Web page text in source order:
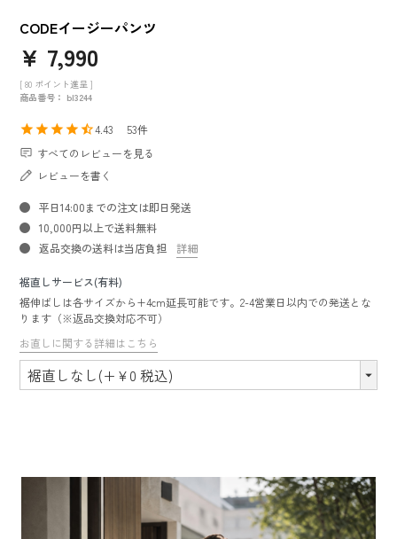
CODEイージーパンツ
¥ 7,990
[ 80 ポイント進呈 ]
商品番号
bl3244
4.43
53
すべてのレビューを見る
レビューを書く
平日14:00までの注文は即日発送
10,000円以上で送料無料
返品交換の送料は当店負担
詳細
裾直しサービス(有料)
裾伸ばしは各サイズから+4cm延長可能です。2-4営業日以内での発送とな
ります（※返品交換対応不可）
お直しに関する詳細はこちら